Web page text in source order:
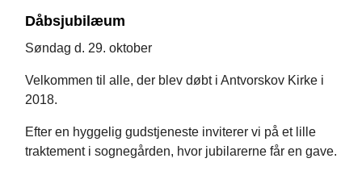
Dåbsjubilæum
Søndag d. 29. oktober
Velkommen til alle, der blev døbt i Antvorskov Kirke i
2018.
Efter en hyggelig gudstjeneste inviterer vi på et lille
traktement i sognegården, hvor jubilarerne får en gave.